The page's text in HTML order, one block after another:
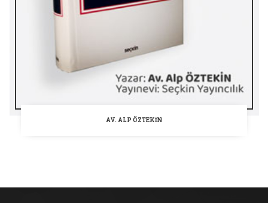
AV. ALP ÖZTEKIN